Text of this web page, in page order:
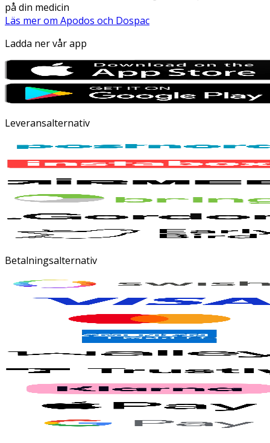
på din medicin
Läs mer om Apodos och Dospac
Ladda ner vår app
Leveransalternativ
Betalningsalternativ